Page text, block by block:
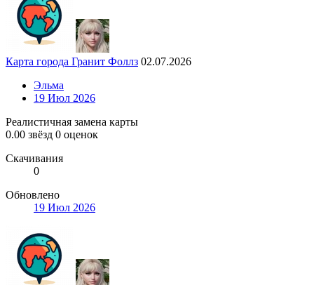
Карта города Гранит Фоллз 02.07.2026
Эльма
19 Июл 2026
Реалистичная замена карты
0.00 звёзд 0 оценок
Скачивания
0
Обновлено
19 Июл 2026